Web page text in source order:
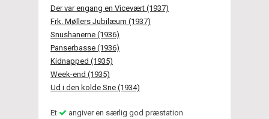
Der var engang en Vicevært (1937)
Frk. Møllers Jubilæum (1937)
Snushanerne (1936)
Panserbasse (1936)
Kidnapped (1935)
Week-end (1935)
Ud i den kolde Sne (1934)
Et
angiver en særlig god præstation